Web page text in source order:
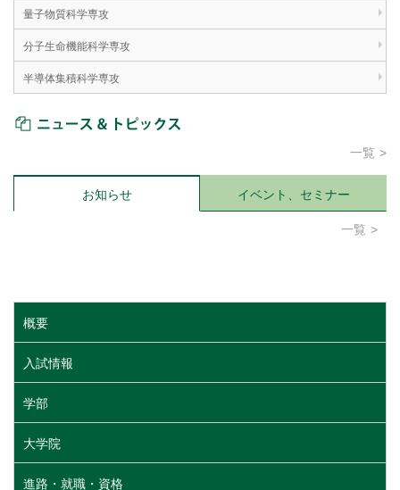
量子物質科学専攻
分子生命機能科学専攻
半導体集積科学専攻
一覧
お知らせ イベント、セミナー
一覧
概要
入試情報
学部
大学院
進路・就職・資格